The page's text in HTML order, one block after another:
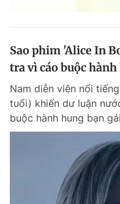
Sao phim 'Alice In
tra vì cáo buộc
Nam diễn viên nổi
tuổi) khiến dư luận
buộc hành hung bạn